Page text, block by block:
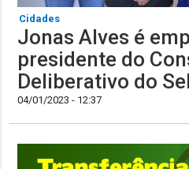
Cidades
Jonas Alves é
presidente do
Deliberativo do
04/01/2023 - 12:37